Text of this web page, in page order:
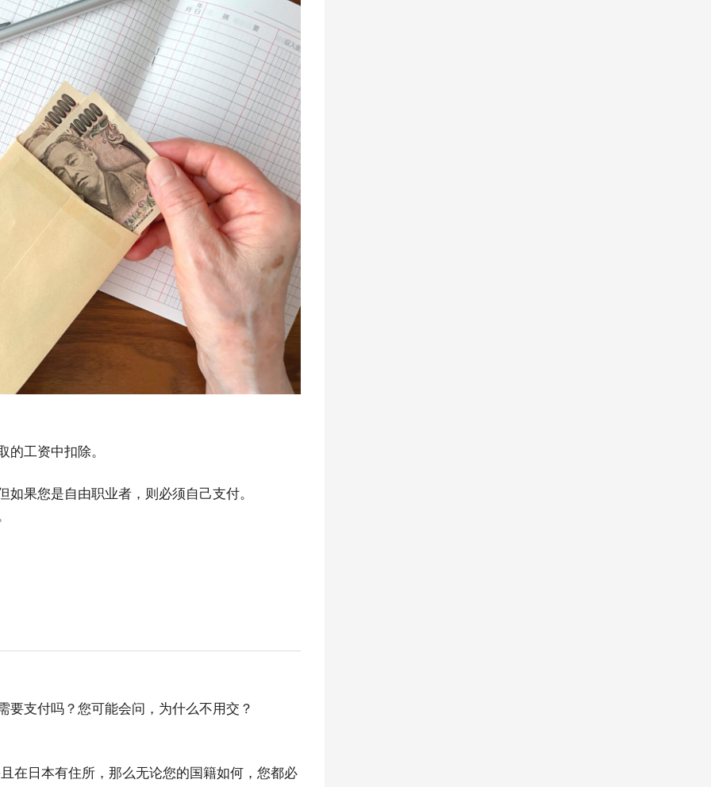
工资中扣除。
果您是自由职业者，则必须自己支付。
支付吗？您可能会问，为什么不用交？
在日本有住所，那么无论您的国籍如何，您都必